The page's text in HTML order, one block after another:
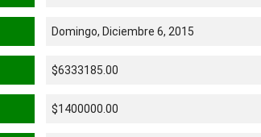
Domingo, Diciembre 6, 2015
$6333185.00
$1400000.00